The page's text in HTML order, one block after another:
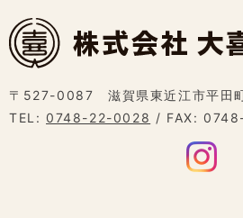
〒527-0087 滋賀県東近江市平田
TEL: 0748-22-0028 / FAX: